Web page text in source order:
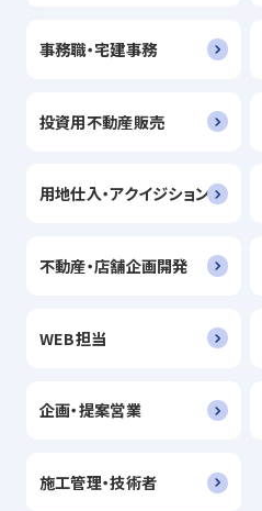
事務職・宅建事務
投資用不動産販売
用地仕入・アクイジション
不動産・店舗企画開発
WEB担当
企画・提案営業
施工管理・技術者